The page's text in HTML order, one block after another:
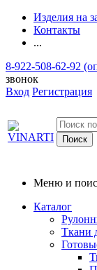
Изделия на
Контакты
...
8-922-508-62-92
звонок
Вход Регистрация
Меню и
Каталог
Ткани